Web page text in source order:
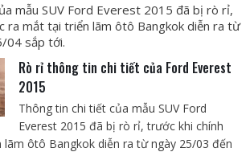
mẫu SUV Ford Everest 2015 đã bị rò rỉ,
ra mắt tại triển lãm ôtô Bangkok diễn ra từ
04 sắp tới.
Rò rỉ thông tin chi tiết của Ford Everest
2015
Thông tin chi tiết của mẫu SUV Ford
Everest 2015 đã bị rò rỉ, trước khi chính
ôtô Bangkok diễn ra từ ngày 25/03 đến